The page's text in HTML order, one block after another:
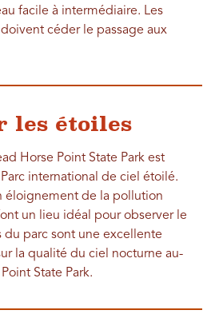
facile à intermédiaire. Les
céder le passage aux
les étoiles
Horse Point State Park est
international de ciel étoilé.
éloignement de la pollution
un lieu idéal pour observer le
du parc sont une excellente
la qualité du ciel nocturne au-
State Park.